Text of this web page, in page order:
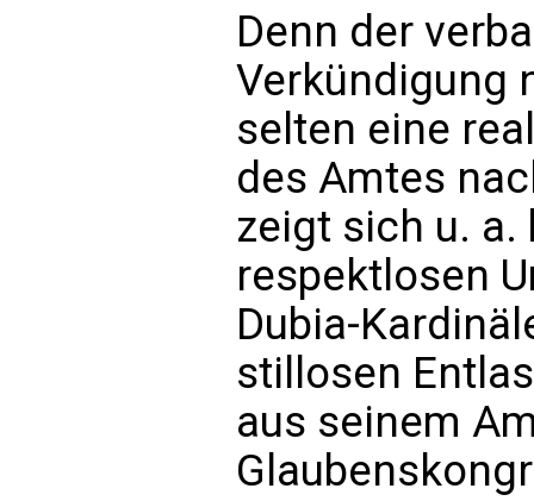
Denn der
Verkündigung
selten eine
des Amtes
zeigt sich u.
respektlosen
Dubia-
stillosen
aus seinem